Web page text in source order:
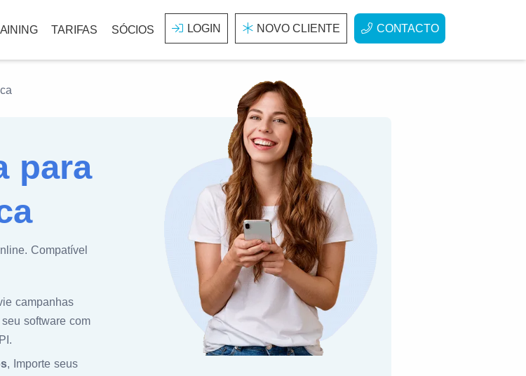
TARIFAS SÓCIOS LOGIN NOVO CLIENTE CONTACTO
para
Compatível
campanhas
software com
, Importe seus